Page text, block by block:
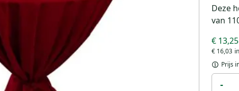
Deze
van
€ 16,03
€ 13,25
Prijs
-